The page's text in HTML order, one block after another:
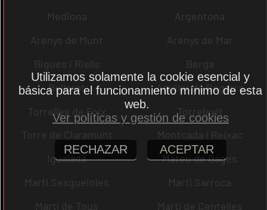
Mediona
Argentona
Arenys de Munt
Arenys de Mar
Bigues i Riells
Berga
Bellprat
Aguilar de Segarra
Torrelles de Foix
Torrelavit
Torre de Claramunt
Montcada i Reixac
Igualada
Mateu de Bages
Martí Sesgueioles
Martí Sarroca
Martí de Tous
Martí de Centelles
Utilizamos solamente la cookie esencial y
básica para el funcionamiento mínimo de esta
web.
Ver políticas y gestión de cookies
RECHAZAR ACEPTAR